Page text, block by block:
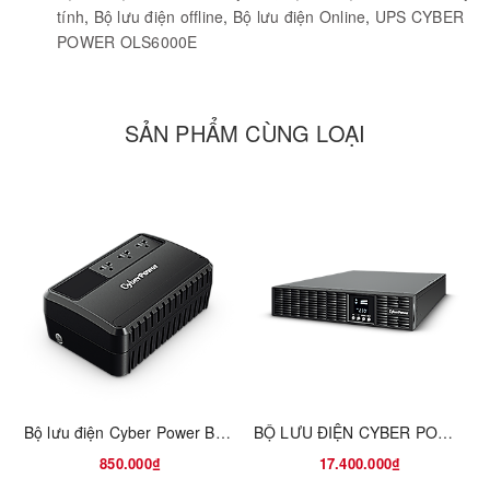
tính, Bộ lưu điện offline, Bộ lưu điện Online, UPS CYBER
POWER OLS6000E
SẢN PHẨM CÙNG LOẠI
Bộ lưu điện Cyber Power BU600E-AS
850.000₫
BỘ LƯU ĐIỆN CYBER POWER OLS2000ERT2U
17.400.000₫